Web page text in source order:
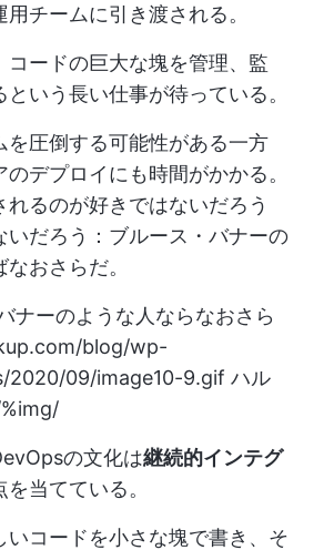
チームに引き渡される。
コードの巨大な塊を管理、監
いう長い仕事が待っている。
を圧倒する可能性がある一方
デプロイにも時間がかかる。
るのが好きではないだろう
いだろう：ブルース・バナーの
おさらだ。
ナーのような人ならなおさら
blog/wp-
2020/09/image10-9.gif ハル
の文化は継続的インテグ
を当てている。
いコードを小さな塊で書き、そ